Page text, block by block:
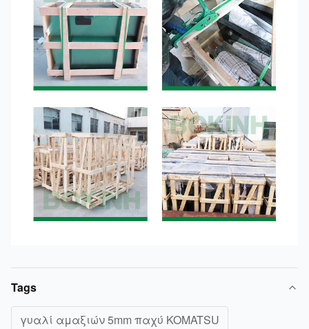
Tags
γυαλί αμαξιών 5mm παχύ KOMATSU